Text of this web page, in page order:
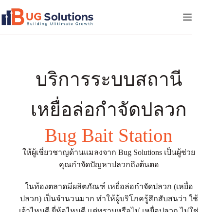
บริการระบบสถานี
เหยื่อล่อกำจัดปลวก
Bug Bait Station
ให้ผู้เชี่ยวชาญด้านแมลงจาก Bug Solutions เป็นผู้ช่วย
คุณกำจัดปัญหาปลวกถึงต้นตอ
ในท้องตลาดมีผลิตภัณฑ์ เหยื่อล่อกำจัดปลวก (เหยื่อ
ปลวก) เป็นจำนวนมาก ทำให้ผู้บริโภครู้สึกสับสนว่า ใช้